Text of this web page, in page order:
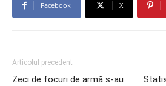
Facebook X
Articolul precedent
Zeci de focuri de armă s-au